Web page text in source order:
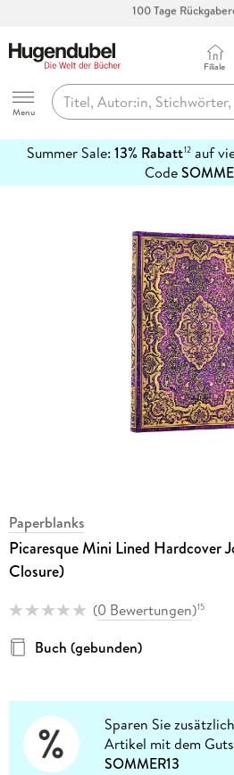
Abholung in über 100
Hugendubel
Menu
Filiale
Summer Sale: 13% Rabatt12auf
Code
erfahren
Paperblanks
Picaresque Mini Lined Hardcover
Closure)
(0 Bewertungen)15
Buch (gebunden)
Sparen Sie
Artikel mit dem
SOMMER13